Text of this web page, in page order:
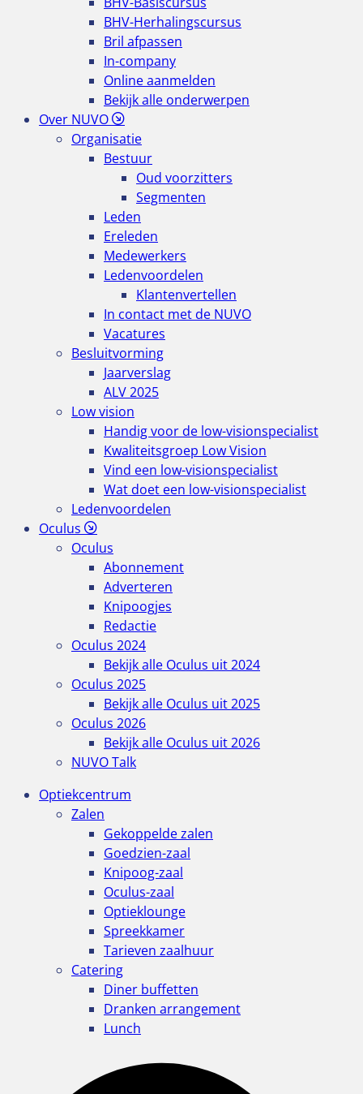
BHV-Herhalingscursus
Bril afpassen
In-company
Online aanmelden
Bekijk alle onderwerpen
Over NUVO
Organisatie
Bestuur
Oud voorzitters
Segmenten
Leden
Ereleden
Medewerkers
Ledenvoordelen
Klantenvertellen
In contact met de NUVO
Vacatures
Besluitvorming
Jaarverslag
ALV 2025
Low vision
Handig voor de low-visionspecialist
Kwaliteitsgroep Low Vision
Vind een low-visionspecialist
Wat doet een low-visionspecialist
Ledenvoordelen
Oculus
Oculus
Abonnement
Adverteren
Knipoogjes
Redactie
Oculus 2024
Bekijk alle Oculus uit 2024
Oculus 2025
Bekijk alle Oculus uit 2025
Oculus 2026
Bekijk alle Oculus uit 2026
NUVO Talk
Optiekcentrum
Zalen
Gekoppelde zalen
Goedzien-zaal
Knipoog-zaal
Oculus-zaal
Optieklounge
Spreekkamer
Tarieven zaalhuur
Catering
Diner buffetten
Dranken arrangement
Lunch